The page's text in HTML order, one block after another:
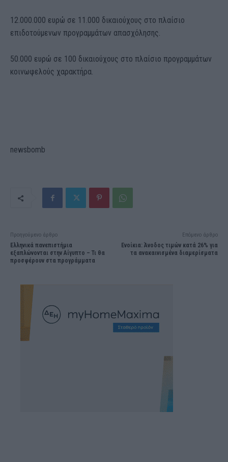
12.000.000 ευρώ σε 11.000 δικαιούχους στο πλαίσιο
επιδοτούμενων προγραμμάτων απασχόλησης.
50.000 ευρώ σε 100 δικαιούχους στο πλαίσιο προγραμμάτων
κοινωφελούς χαρακτήρα.
newsbomb
Προηγούμενο άρθρο
Ελληνικά πανεπιστήμια
εξαπλώνονται στην Αίγυπτο – Τι θα
προσφέρουν στα προγράμματα
Επόμενο άρθρο
Ενοίκια: Άνοδος τιμών κατά 26% για
τα ανακαινισμένα διαμερίσματα